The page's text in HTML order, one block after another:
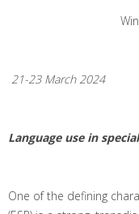
21-23 March 2024
Language use in
One of the defining